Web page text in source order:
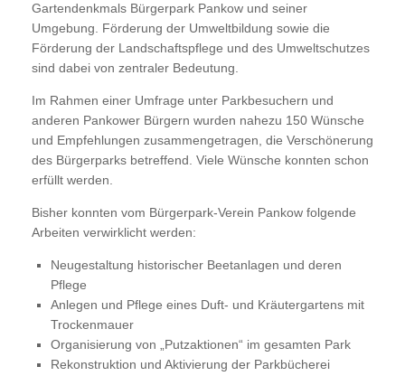
Gartendenkmals Bürgerpark Pankow und seiner
Umgebung. Förderung der Umweltbildung sowie die
Förderung der Landschaftspflege und des Umweltschutzes
sind dabei von zentraler Bedeutung.
Im Rahmen einer Umfrage unter Parkbesuchern und
anderen Pankower Bürgern wurden nahezu 150 Wünsche
und Empfehlungen zusammengetragen, die Verschönerung
des Bürgerparks betreffend. Viele Wünsche konnten schon
erfüllt werden.
Bisher konnten vom Bürgerpark-Verein Pankow folgende
Arbeiten verwirklicht werden:
Neugestaltung historischer Beetanlagen und deren
Pflege
Anlegen und Pflege eines Duft- und Kräutergartens mit
Trockenmauer
Organisierung von „Putzaktionen“ im gesamten Park
Rekonstruktion und Aktivierung der Parkbücherei